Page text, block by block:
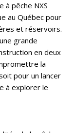
à pêche NXS
au Québec pour
et réservoirs.
grande
en deux
la
pour un lancer
à explorer le